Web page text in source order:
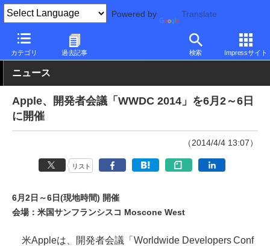
Powered by Translate
カテゴリ 過去記事 検索 Impressサイト
PC Watch 市場 動向
ニュース
Apple、開発者会議「WWDC 2014」を6月2～6日
に開催
（2014/4/4 13:07）
リスト
6月2日～6日(現地時間) 開催
会場：米国サンフランシスコ Moscone West
米Appleは、開発者会議「Worldwide Developers Conf